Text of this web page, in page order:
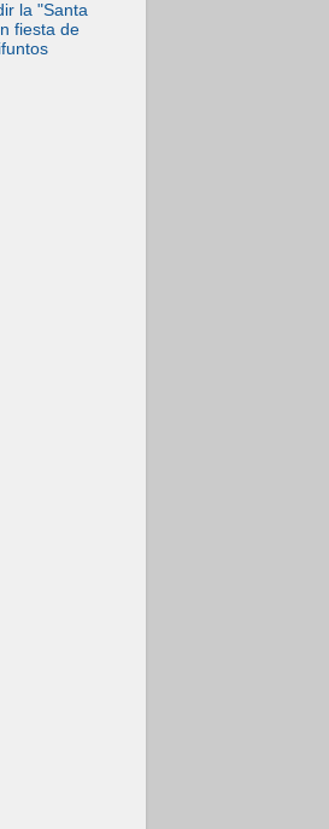
la "Santa
fiesta de